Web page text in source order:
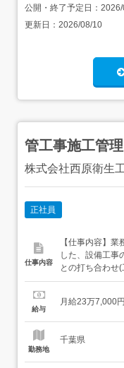
公開・終了予定日：
更新日： 2026/08/10
管工事施工管理
株式会社西原衛生
正社員
仕事内容
【仕事内容】
した、設備工事
との打ち合わせ
済計画に基づく
衛生管理、工事
給与
月給23万7,000
勤務地
千葉県